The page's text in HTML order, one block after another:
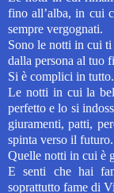
fino all’alba, in cui
sempre vergognati.
Sono le notti in cui ti
dalla persona al tuo
Si è complici in tutto.
Le notti in cui la
perfetto e lo si
giuramenti, patti,
spinta verso il futuro.
Quelle notti in cui è
E senti che hai
soprattutto fame di